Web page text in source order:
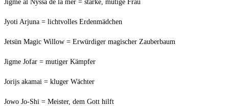
Jigme al Nyssa de la mer = starke, mutige Frau
Jyoti Arjuna = lichtvolles Erdenmädchen
Jetsün Magic Willow = Erwürdiger magischer Zauberbaum
Jigme Jofar = mutiger Kämpfer
Jorijs akamai = kluger Wächter
Jowo Jo-Shi = Meister, dem Gott hilft